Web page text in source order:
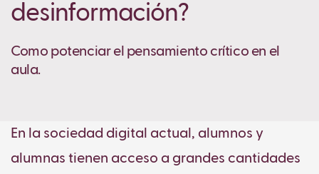
desinformación?
Como potenciar el pensamiento crítico en el
aula.
En la sociedad digital actual, alumnos y
alumnas tienen acceso a grandes cantidades